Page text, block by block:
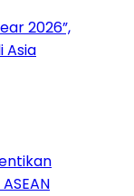
2026”,
Asia